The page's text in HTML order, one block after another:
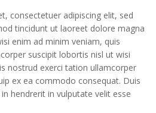
consectetuer adipiscing elit, sed
tincidunt ut laoreet dolore magna
enim ad minim veniam, quis
suscipit lobortis nisl ut wisi
nostrud exerci tation ullamcorper
ex ea commodo consequat. Duis
hendrerit in vulputate velit esse
Рабочее зеркало Покердом
2024: актуальная ссылка на
доступ
agosto 5, 2024